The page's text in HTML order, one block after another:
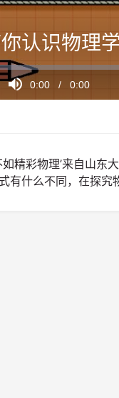
Mute
Current
0:00 / Duration
0:00
认识物理
如精彩物理’来自山东
有什么不同，在探